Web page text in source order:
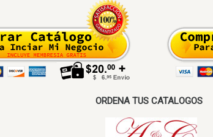
ORDENA TUS CATALOGOS